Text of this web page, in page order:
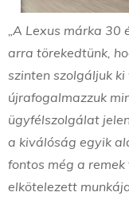
„A Lexus márka 30
arra törekedtünk,
szinten szolgáljuk
újrafogalmazzuk
ügyfélszolgálat
a kiválóság egyik
fontos még a
elkötelezett